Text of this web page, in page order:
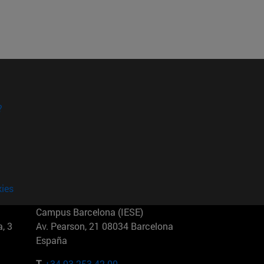
3
Campus Barcelona (IESE)
Av. Pearson, 21 08034 Barcelona
España